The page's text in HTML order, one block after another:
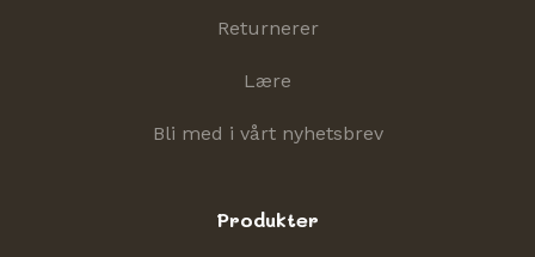
Returnerer
Lære
Bli med i vårt nyhetsbrev
Produkter